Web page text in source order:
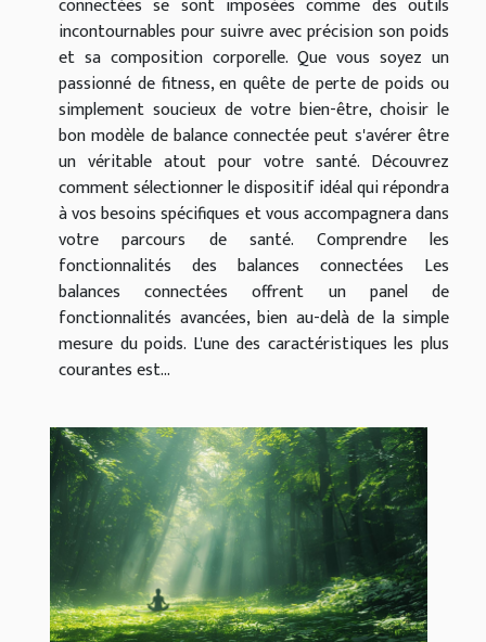
connectées se sont imposées comme des outils
incontournables pour suivre avec précision son poids
et sa composition corporelle. Que vous soyez un
passionné de fitness, en quête de perte de poids ou
simplement soucieux de votre bien-être, choisir le
bon modèle de balance connectée peut s'avérer être
un véritable atout pour votre santé. Découvrez
comment sélectionner le dispositif idéal qui répondra
à vos besoins spécifiques et vous accompagnera dans
votre parcours de santé. Comprendre les
fonctionnalités des balances connectées Les
balances connectées offrent un panel de
fonctionnalités avancées, bien au-delà de la simple
mesure du poids. L'une des caractéristiques les plus
courantes est...